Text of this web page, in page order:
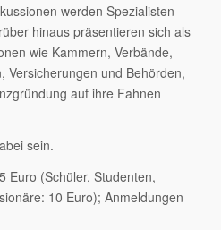
werden Spezialisten
hinaus präsentieren sich als
wie Kammern, Verbände,
Versicherungen und Behörden,
auf ihre Fahnen
sein.
Euro (Schüler, Studenten,
10 Euro); Anmeldungen